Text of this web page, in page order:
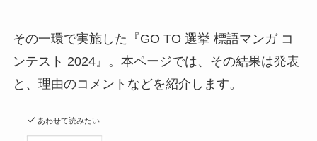
その一環で実施した『GO TO 選挙 標語マンガ コ
ンテスト 2024』。本ページでは、その結果は発表
と、理由のコメントなどを紹介します。
あわせて読みたい